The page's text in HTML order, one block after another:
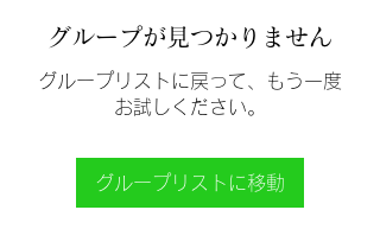
グループが見つかりません
グループリストに戻って、もう一度
お試しください。
グループリストに移動